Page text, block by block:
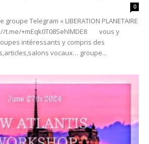
0
Telegram « LIBERATION PLANETAIRE
t.me/+mEqk0T08SehlMDE8 vous y
intéressants y compris des
vocaux… groupe...